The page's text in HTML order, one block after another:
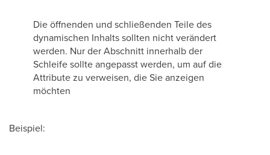
Die öffnenden und schließenden Teile des
dynamischen Inhalts sollten nicht verändert
werden. Nur der Abschnitt innerhalb der
Schleife sollte angepasst werden, um auf die
Attribute zu verweisen, die Sie anzeigen
möchten
Beispiel: